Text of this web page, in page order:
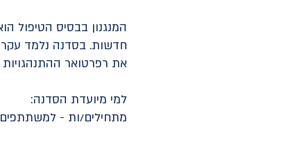
המנגנון בבסיס הטיפול
את רפרטואר ההתנהגויות
למי מיועדת הסדנה:
מתחילים/ות - למשתתפים/